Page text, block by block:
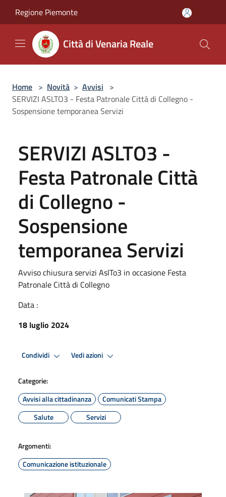
Regione Piemonte
Città di Venaria Reale
Home > Novità > Avvisi >
SERVIZI ASLTO3 - Festa Patronale Città di Collegno -
Sospensione temporanea Servizi
SERVIZI ASLTO3 -
Festa Patronale Città
di Collegno -
Sospensione
temporanea Servizi
Avviso chiusura servizi AslTo3 in occasione Festa
Patronale Città di Collegno
Data :
18 luglio 2024
Condividi Vedi azioni
Categorie:
Avvisi alla cittadinanza
Comunicati Stampa
Salute
Servizi
Argomenti:
Comunicazione istituzionale